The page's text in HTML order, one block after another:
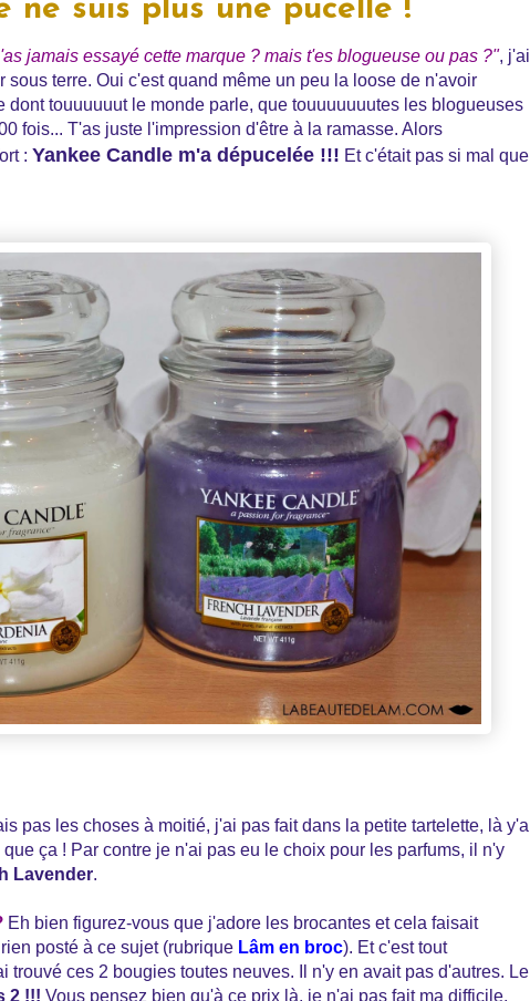
ne suis plus une pucelle !
jamais essayé cette marque ? mais t'es blogueuse ou pas ?", j'ai
sous terre. Oui c'est quand même un peu la loose de n'avoir
dont touuuuuut le monde parle, que touuuuuuutes les blogueuses
fois... T'as juste l'impression d'être à la ramasse. Alors
: Yankee Candle m'a dépucelée !!! Et c'était pas si mal que
pas les choses à moitié, j'ai pas fait dans la petite tartelette, là y'a
que ça ! Par contre je n'ai pas eu le choix pour les parfums, il n'y
Lavender.
Eh bien figurez-vous que j'adore les brocantes et cela faisait
posté à ce sujet (rubrique Lâm en broc). Et c'est tout
trouvé ces 2 bougies toutes neuves. Il n'y en avait pas d'autres. Le
2 !!! Vous pensez bien qu'à ce prix là, je n'ai pas fait ma difficile,